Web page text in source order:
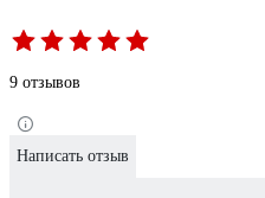
9 отзывов
Написать отзыв